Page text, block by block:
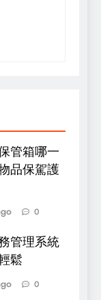
管箱哪一
品保駕護
0
管理系統
鬆
0